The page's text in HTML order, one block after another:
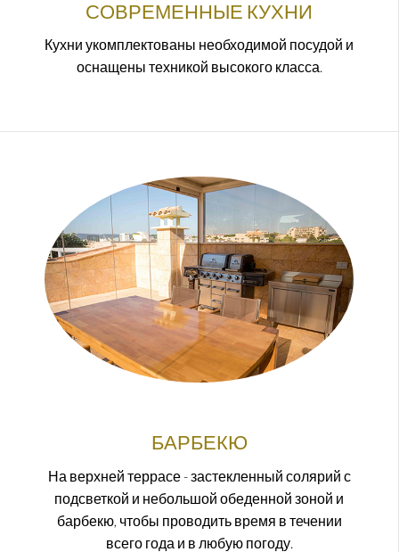
СОВРЕМЕННЫЕ КУХНИ
Кухни укомплектованы необходимой посудой и
оснащены техникой высокого класса.
БАРБЕКЮ
На верхней террасе - застекленный солярий с
подсветкой и небольшой обеденной зоной и
барбекю, чтобы проводить время в течении
всего года и в любую погоду.